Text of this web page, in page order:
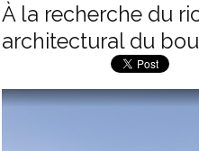
À la recherche du
architectural du